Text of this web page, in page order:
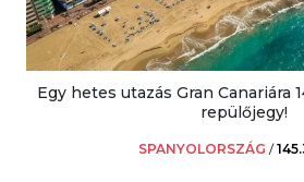
Egy hetes utazás Gran Canariára
repülőjegy!
SPANYOLORSZÁG /